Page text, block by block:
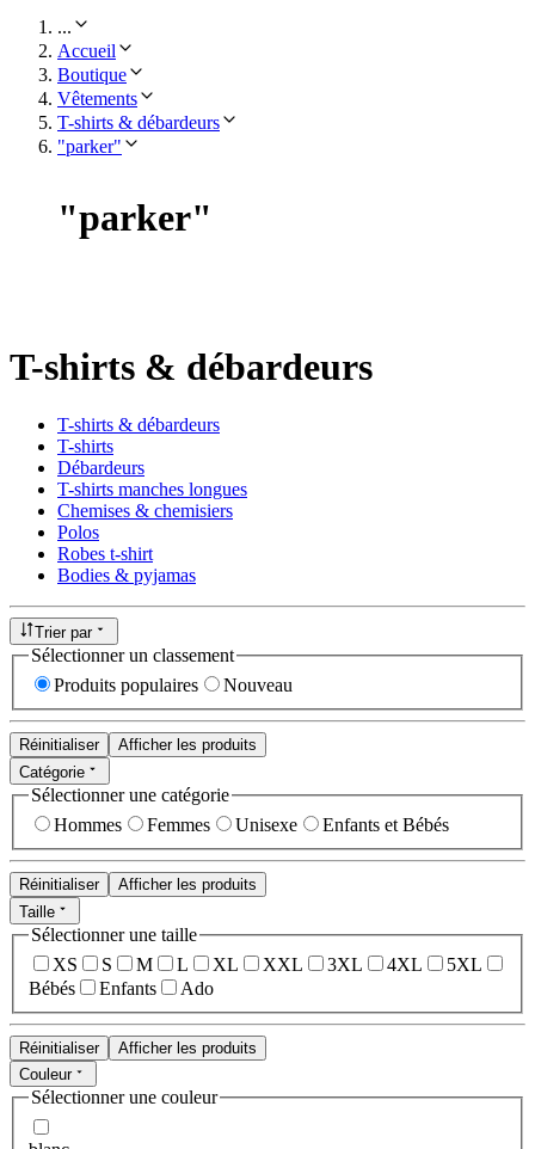
...
Accueil
Boutique
Vêtements
T-shirts & débardeurs
"parker"
"parker"
T-shirts & débardeurs
T-shirts & débardeurs
T-shirts
Débardeurs
T-shirts manches longues
Chemises & chemisiers
Polos
Robes t-shirt
Bodies & pyjamas
Trier par
Sélectionner un classement
Produits populaires
Nouveau
Réinitialiser
Afficher les produits
Catégorie
Sélectionner une catégorie
Hommes
Femmes Unisexe Enfants et Bébés
Réinitialiser
Afficher les produits
Taille
Sélectionner une taille
XS
S M L XL XXL 3XL 4XL
5XL
Bébés
Enfants Ado
Réinitialiser
Afficher les produits
Couleur
Sélectionner une couleur